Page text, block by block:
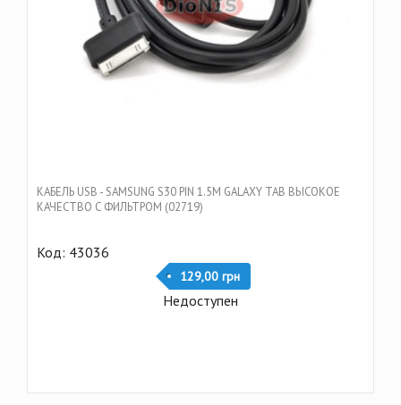
КАБЕЛЬ USB - SAMSUNG S30 PIN 1.5М GALAXY TAB ВЫСОКОЕ
КАЧЕСТВО С ФИЛЬТРОМ (02719)
Код: 43036
129,00 грн
Недоступен